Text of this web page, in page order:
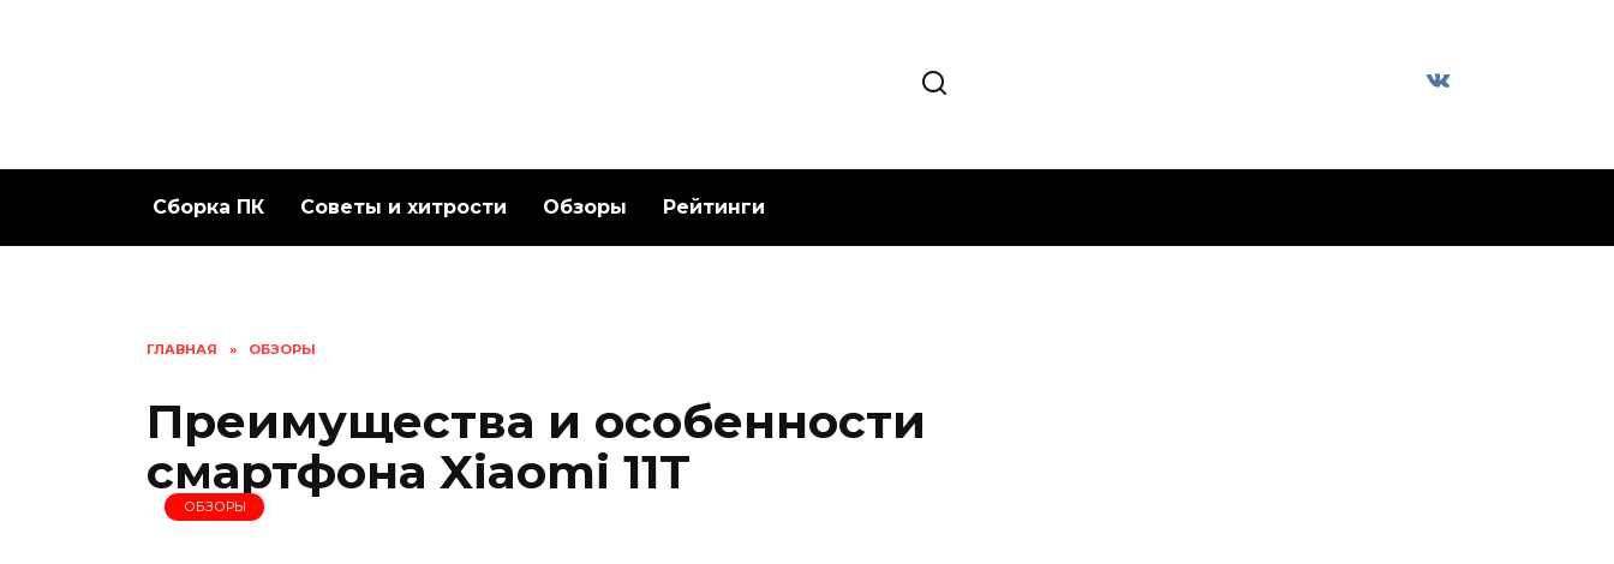
Сборка ПК Советы и хитрости Обзоры Рейтинги
ГЛАВНАЯ » ОБЗОРЫ
Преимущества и особенности
смартфона Xiaomi 11T
ОБЗОРЫ